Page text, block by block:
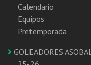
Calendario
Equipos
Pretemporada
GOLEADORES ASOBAL